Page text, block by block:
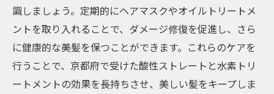
識しましょう。定期的にヘアマスクやオイルトリートメ
ントを取り入れることで、ダメージ修復を促進し、さら
に健康的な美髪を保つことができます。これらのケアを
行うことで、京都府で受けた酸性ストレートと水素トリ
ートメントの効果を長持ちさせ、美しい髪をキープしま